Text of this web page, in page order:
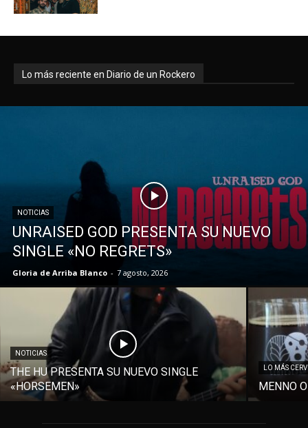
Lo más reciente en Diario de un Rockero
NOTICIAS
UNRAISED GOD PRESENTA SU NUEVO
SINGLE «NO REGRETS»
Gloria de Arriba Blanco - 7 agosto, 2026
NOTICIAS
THE HU PRESENTA SU NUEVO SINGLE
«HORSEMEN»
LO MÁS
MENNO